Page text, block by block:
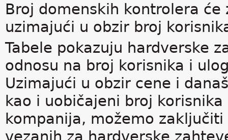
Broj domenskih kontrolera
uzimajući u obzir broj
Tabele pokazuju hardverske
odnosu na broj korisnika i
Uzimajući u obzir cene i
kao i uobičajeni broj
kompanija, možemo
vezanih za hardverske